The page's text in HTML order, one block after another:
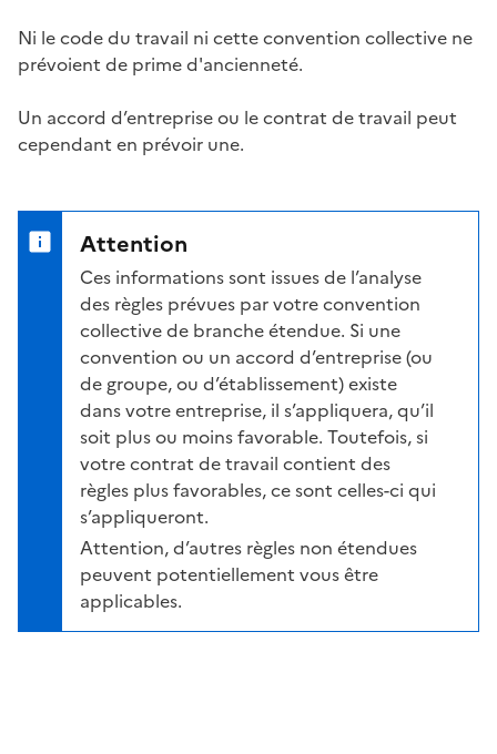
Ni le code du travail ni cetteconvention collective ne
prévoient de primed'ancienneté.
Un accord d’entrepriseou le contrat de travail peut
cependant en prévoir une.
Attention
Ces informations sont issues de l’analyse
des règles prévues par votre convention
collective de branche étendue. Si une
convention ou un accord d’entreprise (ou
de groupe, ou d’établissement) existe
dans votre entreprise, il s’appliquera, qu’il
soit plus ou moins favorable. Toutefois, si
votre contrat de travail contient des
règles plus favorables, ce sont celles-ci qui
s’appliqueront.
Attention, d’autres règles non étendues
peuvent potentiellement vous être
applicables.